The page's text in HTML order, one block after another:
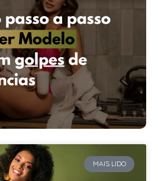
MAIS LIDO